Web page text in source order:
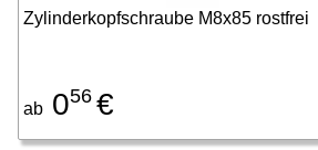
Zylinderkopfschraube M8x85 rostfrei
ab 056 €